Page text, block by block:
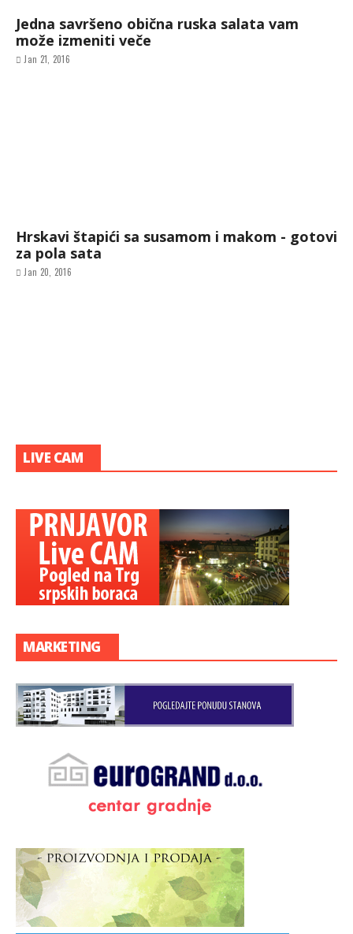
Jedna savršeno obična ruska salata vam
može izmeniti veče
Jan 21, 2016
Hrskavi štapići sa susamom i makom - gotovi
za pola sata
Jan 20, 2016
LIVE CAM
MARKETING